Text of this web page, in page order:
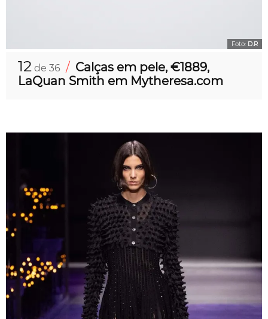
Foto: D.R
12 de 36 / Calças em pele, €1889,
LaQuan Smith em Mytheresa.com